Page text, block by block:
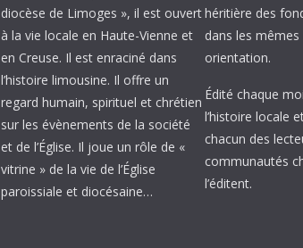
diocèse de Limoges », il est ouvert
à la vie locale en Haute-Vienne et
en Creuse. Il est enraciné dans
l’histoire limousine. Il offre un
regard humain, spirituel et chrétien
sur les évènements de la société
et de l’Église. Il joue un rôle de «
vitrine » de la vie de l’Église
paroissiale et diocésaine…
héritière des
dans les
orientation.
Édité chaque
l’histoire locale
chacun des
communautés
l’éditent.